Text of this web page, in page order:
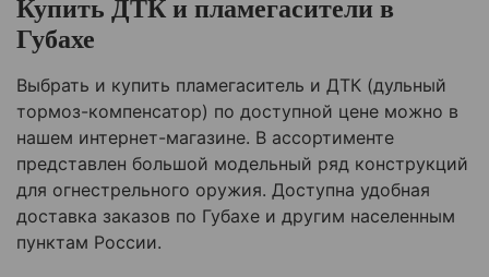
Купить ДТК и пламегасители в
Губахе
Выбрать и купить пламегаситель и ДТК (дульный
тормоз-компенсатор) по доступной цене можно в
нашем интернет-магазине. В ассортименте
представлен большой модельный ряд конструкций
для огнестрельного оружия. Доступна удобная
доставка заказов по Губахе и другим населенным
пунктам России.